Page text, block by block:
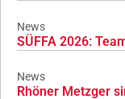
News
SÜFFA 2026:
News
Rhöner Metzger